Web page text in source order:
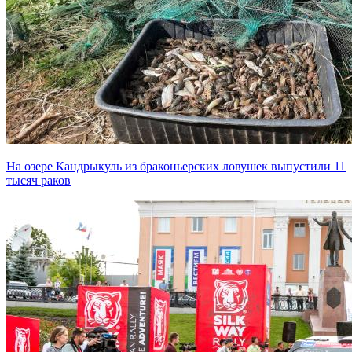
На озере Кандрыкуль из браконьерских ловушек выпустили 11
тысяч раков